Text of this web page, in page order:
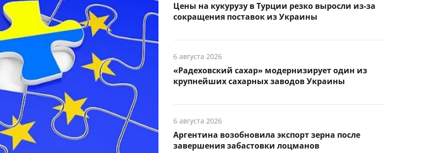
Цены на кукурузу в Турции резко выросли из-за
сокращения поставок из Украины
6 августа 2026
«Радеховский сахар» модернизирует один из
крупнейших сахарных заводов Украины
6 августа 2026
Аргентина возобновила экспорт зерна после
завершения забастовки лоцманов